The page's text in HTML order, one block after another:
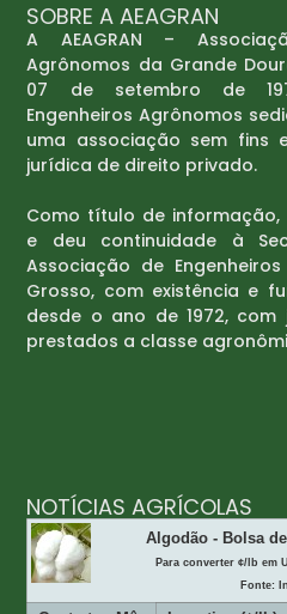
SOBRE A AEAGRAN
A AEAGRAN –
Agrônomos da Grande
07 de setembro de
Engenheiros Agrônomos
uma associação sem fins
jurídica de direito privado.
Como título de informação,
e deu continuidade à
Associação de
Grosso, com existência e
desde o ano de 1972, com
prestados a classe
NOTÍCIAS AGRÍCOLAS
Algodão - Bolsa
Para converter ¢/lb em
Fonte: